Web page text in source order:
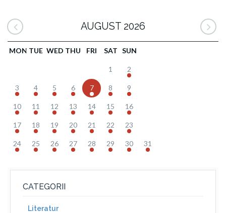
AUGUST 2026
MON TUE WED THU FRI SAT SUN
1 2
3 4 5 6 7 8 9
10 11 12 13 14 15 16
17 18 19 20 21 22 23
24 25 26 27 28 29 30 31
CATEGORII
Literatur